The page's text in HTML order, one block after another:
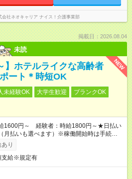
会社ネオキャリア ナイス！介護事業部
掲載日：2026.08.04
未読
NEW
】ホテルライクな高齢者
ート＊時短OK
未経験OK 大学生歓迎
ブランクOK
1600円～ 経験者：時給1800円～★日払い
月払いも選べます）※稼働開始時は手続き完
なります。
り
支給※規定有